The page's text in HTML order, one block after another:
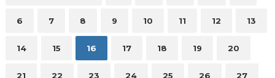
6 7 8 9 10 11 12 13
14 15 16 17 18 19 20
21 22 23 24 25 26 27